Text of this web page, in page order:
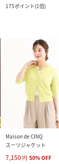
175ポイント(1倍)
Maison de CINQ
スーツジャケット
7,150 円 50%OFF